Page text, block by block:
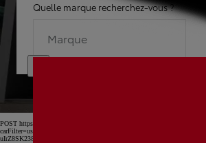
Quelle marque recherchez-vous ?
Marque
POST https://usc-webcomponents.toyota-europe.com/v1/car-filter-header/fr/